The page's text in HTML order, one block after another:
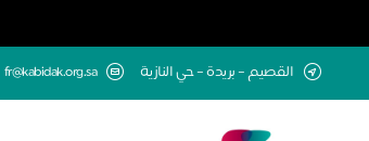
القصيم – بريدة – حي النازية fr@kabidak.org.sa